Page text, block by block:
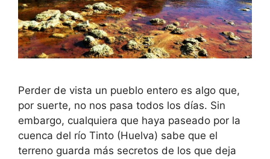
Perder de vista un pueblo entero es algo que,
por suerte, no nos pasa todos los días. Sin
embargo, cualquiera que haya paseado por la
cuenca del río Tinto (Huelva) sabe que el
terreno guarda más secretos de los que deja